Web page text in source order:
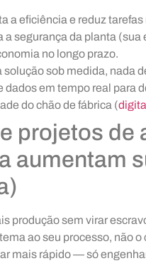
a eficiência e reduz
a segurança da planta (sua
no longo prazo.
solução sob medida, nada
dados em tempo real para
do chão de fábrica (
projetos
aumentam
produção sem virar
ao seu processo, não
mais rápido — só